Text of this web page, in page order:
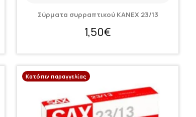
Σύρματα συρραπτικού KANEX 23/13
1,50€
Κατόπιν παραγγελίας